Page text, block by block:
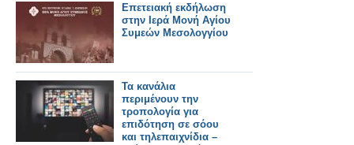
Επετειακή εκδήλωση
στην Ιερά Μονή Αγίου
Συμεών Μεσολογγίου
Τα κανάλια
περιμένουν την
τροπολογία για
επιδότηση σε σόου
και τηλεπαιχνίδια –